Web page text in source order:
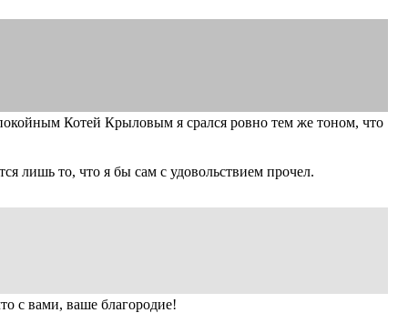
Котей Крыловым я срался ровно тем же тоном, что
лишь то, что я бы сам с удовольствием прочел.
с вами, ваше благородие!